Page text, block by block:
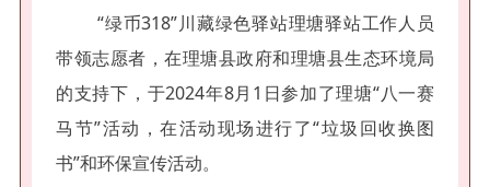
“绿币318”川藏绿色驿站理塘驿站工作人员
带领志愿者，在理塘县政府和理塘县生态环境局
的支持下，于2024年8月1日参加了理塘“八一赛
马节”活动，在活动现场进行了“垃圾回收换图
书”和环保宣传活动。